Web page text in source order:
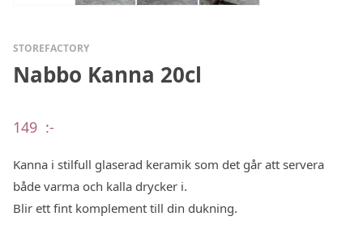
STOREFACTORY
Nabbo Kanna 20cl
149 :-
Kanna i stilfull glaserad keramik som det går att servera
både varma och kalla drycker i.
Blir ett fint komplement till din dukning.